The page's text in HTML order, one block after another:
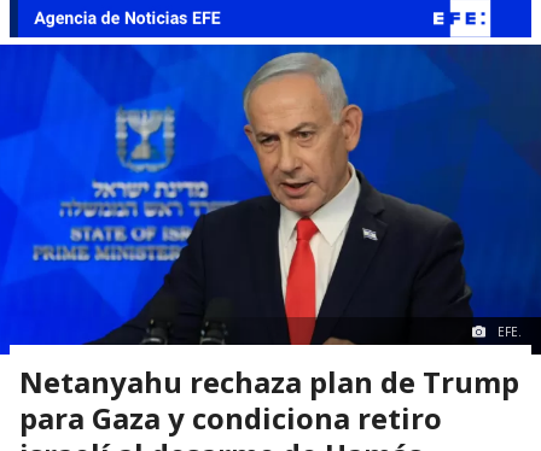
EFE.
Netanyahu rechaza plan de Trump
para Gaza y condiciona retiro